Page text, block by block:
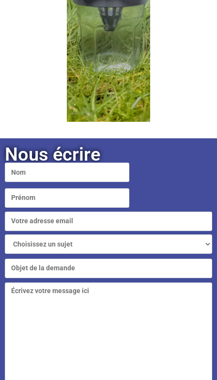
Nous écrire